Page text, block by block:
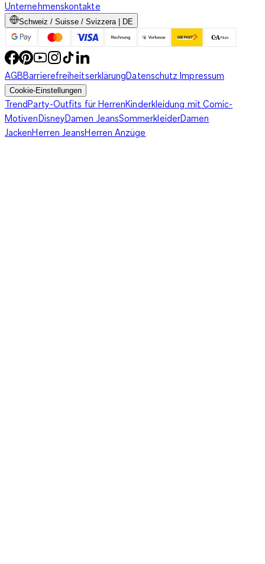
Unternehmenskontakte
Schweiz / Suisse / Svizzera | DE
AGBBarrierefreiheitserklärungDatenschutzImpressum
Cookie-Einstellungen
TrendParty-Outfits für HerrenKinderkleidung mit Comic-
MotivenDisneyDamen JeansSommerkleiderDamen
JackenHerren JeansHerren Anzüge